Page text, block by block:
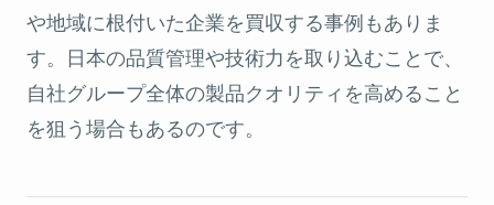
や地域に根付いた企業を買収する事例もありま
す。日本の品質管理や技術力を取り込むことで、
自社グループ全体の製品クオリティを高めること
を狙う場合もあるのです。